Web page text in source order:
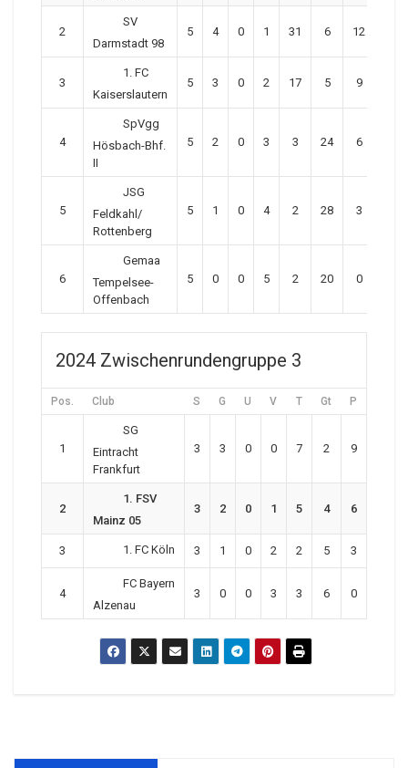
2
SV
Darmstadt 98
5 4 0 1 31 6 12
3
1. FC
Kaiserslautern
5 3 0 2 17 5 9
4
SpVgg
Hösbach-Bhf.
II
5 2 0 3 3 24 6
5
JSG
Feldkahl/
Rottenberg
5 1 0 4 2 28 3
6
Gemaa
Tempelsee-
Offenbach
5 0 0 5 2 20 0
2024 Zwischenrundengruppe 3
Pos. Club S G U V T Gt P
1
SG
Eintracht
Frankfurt
3 3 0 0 7 2 9
2
1. FSV
Mainz 05
3 2 0 1 5 4 6
3 1. FC Köln 3 1 0 2 2 5 3
4
FC Bayern
Alzenau
3 0 0 3 3 6 0